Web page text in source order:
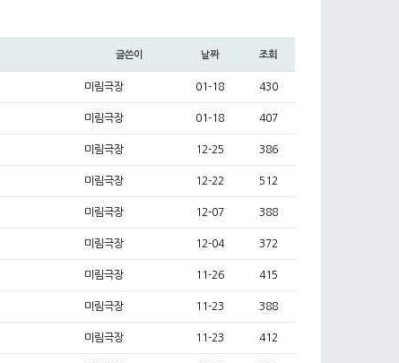
글쓴이 날짜 조회
미림극장 01-18 430
미림극장 01-18 407
미림극장 12-25 386
미림극장 12-22 512
미림극장 12-07 388
미림극장 12-04 372
미림극장 11-26 415
미림극장 11-23 388
미림극장 11-23 412